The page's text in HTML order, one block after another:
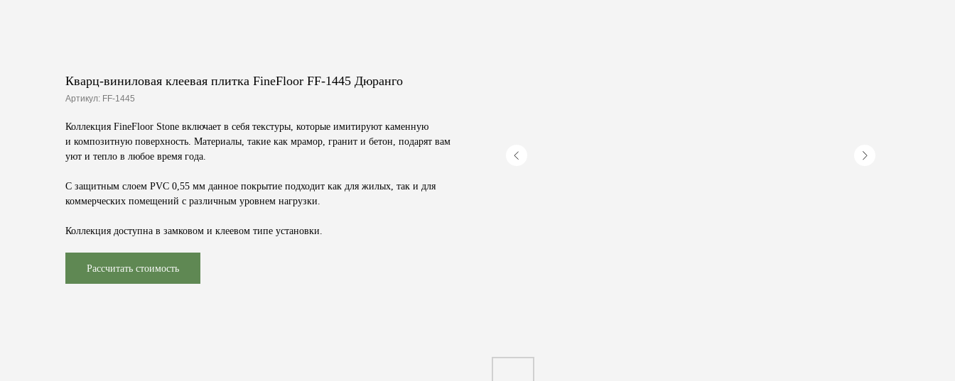
Кварц-виниловая клеевая плитка FineFloor FF-1445 Дюранго
Артикул: FF-1445
Коллекция FineFloor Stone включает в себя текстуры, которые имитируют каменную
и композитную поверхность. Материалы, такие как мрамор, гранит и бетон, подарят вам
уют и тепло в любое время года.
С защитным слоем PVC 0,55 мм данное покрытие подходит как для жилых, так и для
коммерческих помещений с различным уровнем нагрузки.
Коллекция доступна в замковом и клеевом типе установки.
Рассчитать стоимость